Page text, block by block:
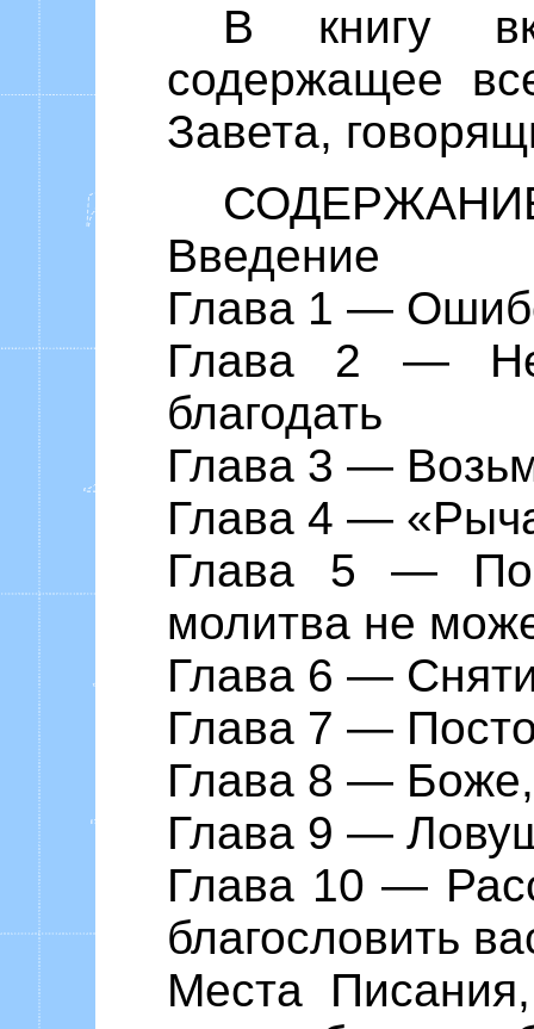
В книгу
содержащее
Завета,
Введение
Глава 1 ―
Глава 2 ―
благодать
Глава 3 ―
Глава 4 ―
Глава 5 ―
молитва не
Глава 6 ―
Глава 7 ―
Глава 8 ―
Глава 9 ―
Глава 10 ―
благословить
Места